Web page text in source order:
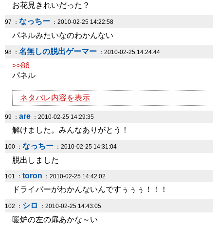
お花見きれいだった？
97 ： なっちー ：2010-02-25 14:22:58
パネルみたいなのわかんない
98 ： 名無しの脱出ゲーマー ：2010-02-25 14:24:44
>>86
パネル
ネタバレ内容を表示
99 ： are ：2010-02-25 14:29:35
解けました。みんなありがとう！
100 ： なっちー ：2010-02-25 14:31:04
脱出しました
101 ： toron ：2010-02-25 14:42:02
ドライバーがわかんないんですぅぅぅ！！！
102 ： シロ ：2010-02-25 14:43:05
暖炉の左の扉あかな～い